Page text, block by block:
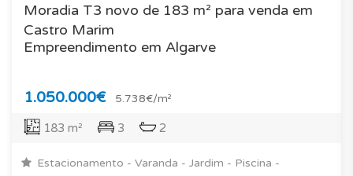
Moradia T3 novo de 183 m² para venda em
Castro Marim
Empreendimento em Algarve
1.050.000€ 5.738€/m²
183 m² 3 2
Estacionamento - Varanda - Jardim - Piscina -